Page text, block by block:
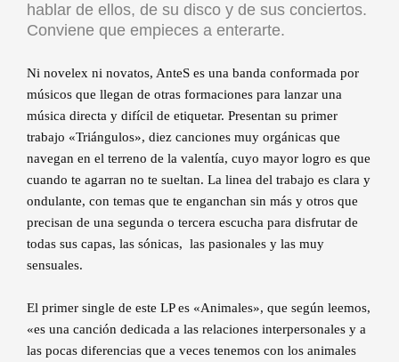
hablar de ellos, de su disco y de sus conciertos.
Conviene que empieces a enterarte.
Ni novelex ni novatos, AnteS es una banda conformada por
músicos que llegan de otras formaciones para lanzar una
música directa y difícil de etiquetar. Presentan su primer
trabajo «Triángulos», diez canciones muy orgánicas que
navegan en el terreno de la valentía, cuyo mayor logro es que
cuando te agarran no te sueltan. La linea del trabajo es clara y
ondulante, con temas que te enganchan sin más y otros que
precisan de una segunda o tercera escucha para disfrutar de
todas sus capas, las sónicas, las pasionales y las muy
sensuales.
El primer single de este LP es «Animales», que según leemos,
«es una canción dedicada a las relaciones interpersonales y a
las pocas diferencias que a veces tenemos con los animales